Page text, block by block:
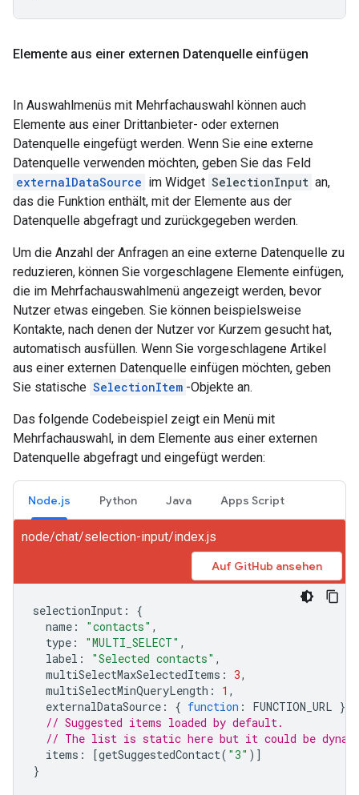
Elemente aus einer externen Datenquelle einfügen
In Auswahlmenüs mit Mehrfachauswahl können auch
Elemente aus einer Drittanbieter- oder externen
Datenquelle eingefügt werden. Wenn Sie eine externe
Datenquelle verwenden möchten, geben Sie das Feld
externalDataSource im Widget SelectionInput an,
das die Funktion enthält, mit der Elemente aus der
Datenquelle abgefragt und zurückgegeben werden.
Um die Anzahl der Anfragen an eine externe Datenquelle zu
reduzieren, können Sie vorgeschlagene Elemente einfügen,
die im Mehrfachauswahlmenü angezeigt werden, bevor
Nutzer etwas eingeben. Sie können beispielsweise
Kontakte, nach denen der Nutzer vor Kurzem gesucht hat,
automatisch ausfüllen. Wenn Sie vorgeschlagene Artikel
aus einer externen Datenquelle einfügen möchten, geben
Sie statische SelectionItem -Objekte an.
Das folgende Codebeispiel zeigt ein Menü mit
Mehrfachauswahl, in dem Elemente aus einer externen
Datenquelle abgefragt und eingefügt werden:
Node.js Python Java Apps Script
node/chat/selection-input/index.js
Auf GitHub ansehen
selectionInput :
{
name : "contacts" ,
type : "MULTI_SELECT" ,
label : "Selected contacts" ,
multiSelectMaxSelectedItems : 3,
multiSelectMinQueryLength : 1 ,
externalDataSource : { function : FUNCTION_URL },
// Suggested items loaded by default.
// The list is static here but it could be
items : [getSuggestedContact( "3" )]
}